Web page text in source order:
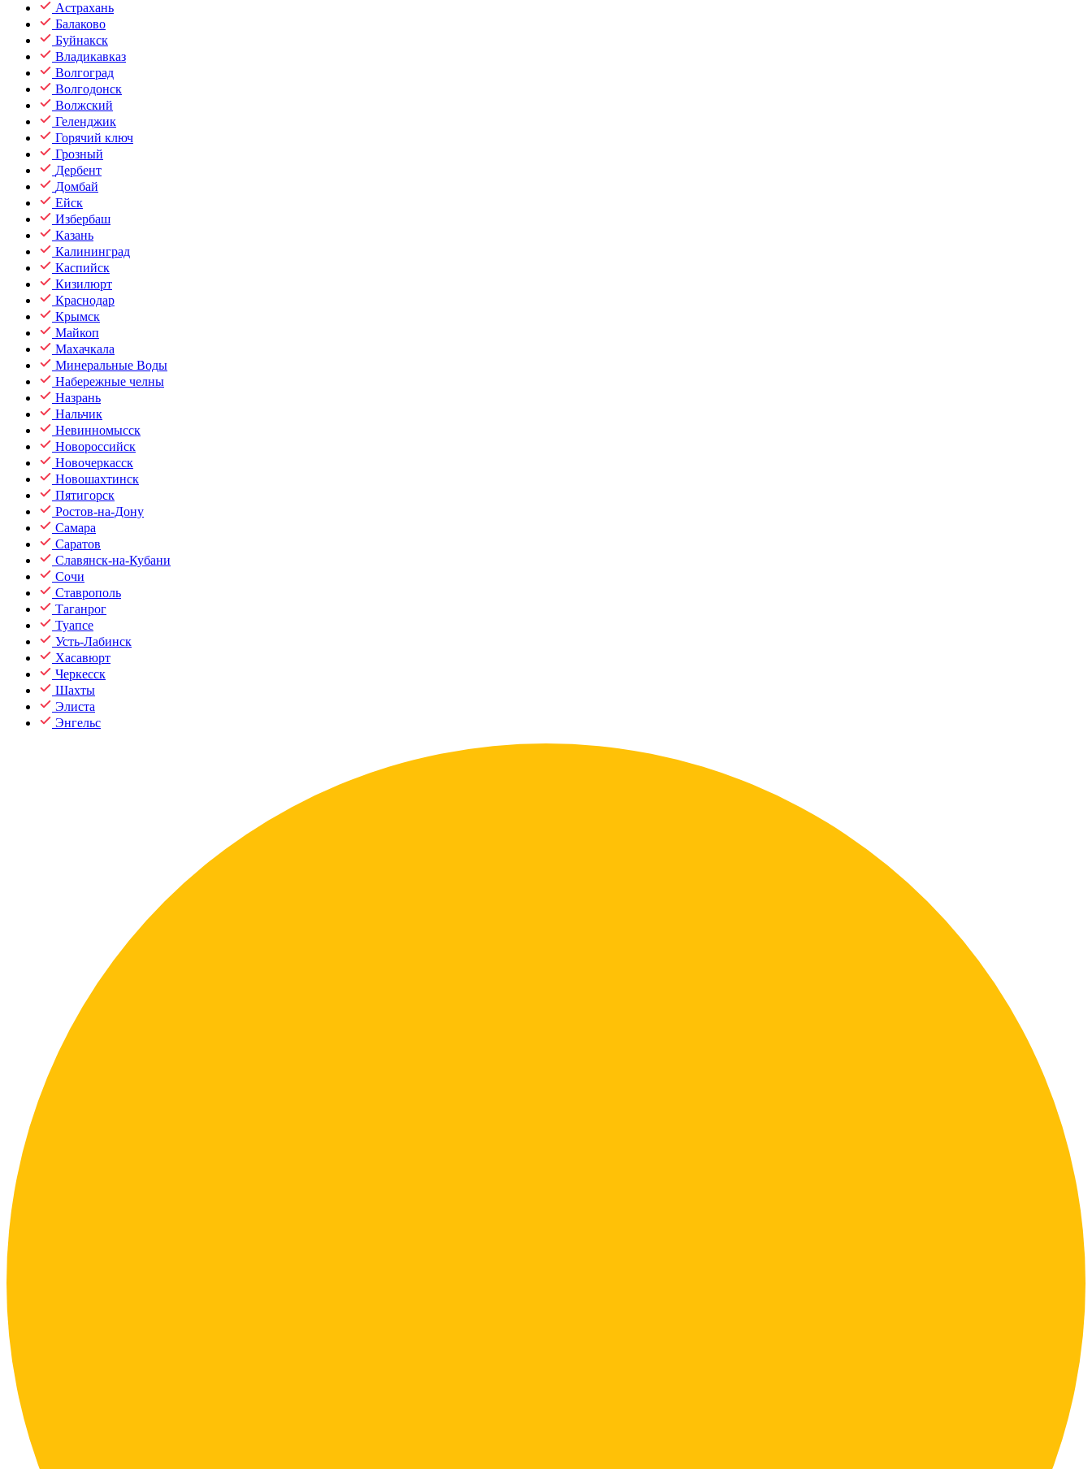
Астрахань
Балаково
Буйнакск
Владикавказ
Волгоград
Волгодонск
Волжский
Геленджик
Горячий ключ
Грозный
Дербент
Домбай
Ейск
Избербаш
Казань
Калининград
Каспийск
Кизилюрт
Краснодар
Крымск
Майкоп
Махачкала
Минеральные Воды
Набережные челны
Назрань
Нальчик
Невинномысск
Новороссийск
Новочеркасск
Новошахтинск
Пятигорск
Ростов-на-Дону
Самара
Саратов
Славянск-на-Кубани
Сочи
Ставрополь
Таганрог
Туапсе
Усть-Лабинск
Хасавюрт
Черкесск
Шахты
Элиста
Энгельс